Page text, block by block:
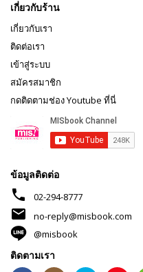
เกี่ยวกับร้าน
เกี่ยวกับเรา
ติดต่อเรา
เข้าสู่ระบบ
สมัครสมาชิก
กดติดตามช่อง Youtube ที่นี่
ข้อมูลติดต่อ
phone 02-294-8777
mail
no-reply@misbook.com
@misbook
ติดตามเรา